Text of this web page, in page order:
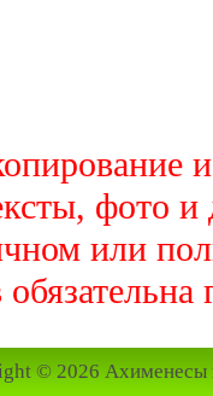
фото
или
© 2026 Ахименесы